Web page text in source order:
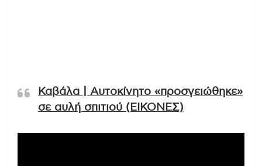
Καβάλα | Αυτοκίνητο «προσγειώθηκε»
σε αυλή σπιτιού (ΕΙΚΟΝΕΣ)